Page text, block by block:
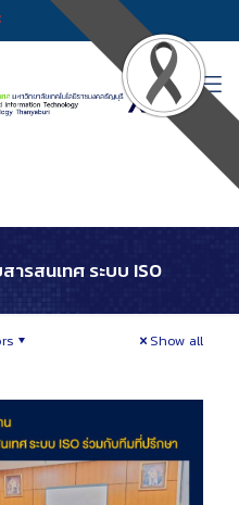
รสนเทศ ระบบ ISO
Show all